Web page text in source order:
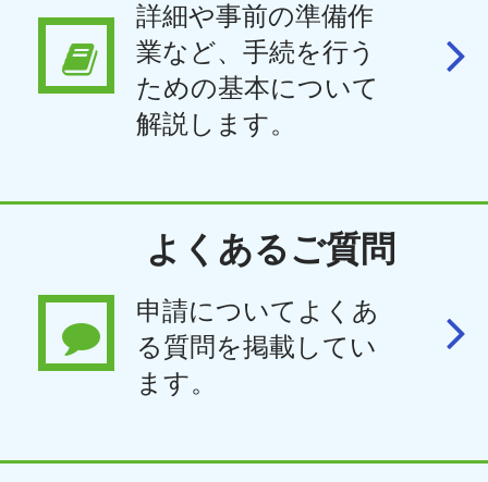
詳細や事前の準備作
業など、手続を行う
ための基本について
解説します。
よくあるご質問
申請についてよくあ
る質問を掲載してい
ます。